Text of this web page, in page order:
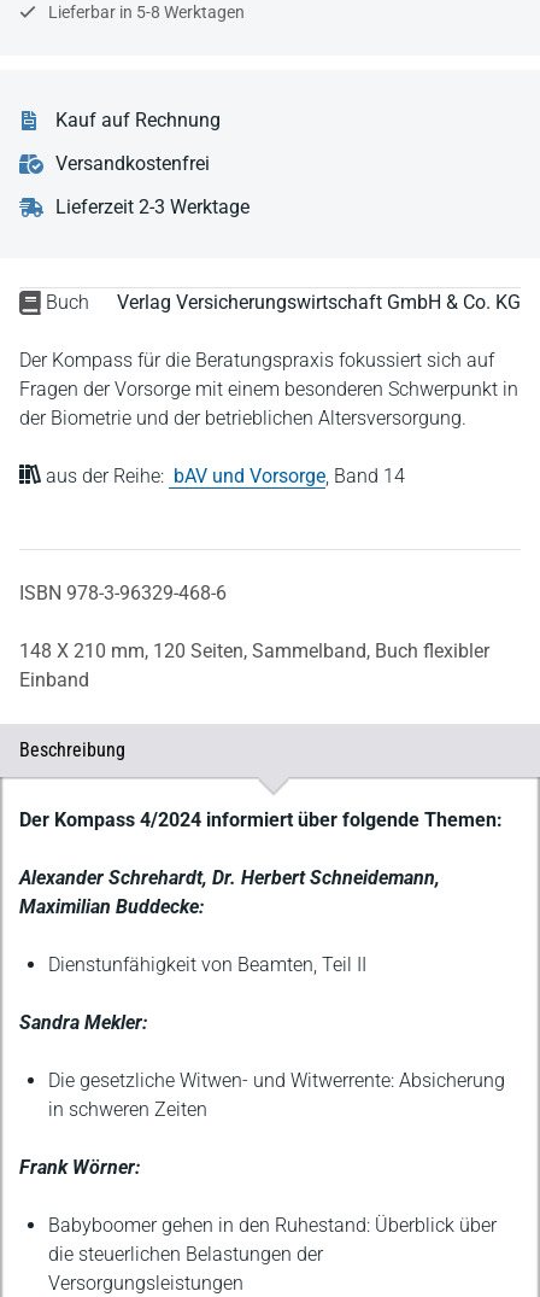
Buch Verlag Versicherungswirtschaft GmbH & Co. KG
Der Kompass für die Beratungspraxis fokussiert sich auf
Fragen der Vorsorge mit einem besonderen Schwerpunkt in
der Biometrie und der betrieblichen Altersversorgung.
aus der Reihe: bAV und Vorsorge, Band 14
ISBN 978-3-96329-468-6
148 X 210 mm, 120 Seiten, Sammelband, Buch flexibler
Einband
Lieferbar in 5-8 Werktagen
Kauf auf Rechnung
Versandkostenfrei
Lieferzeit 2-3 Werktage
Beschreibung
Beschreibung
Der Kompass 4/2024 informiert über folgende Themen:
Alexander Schrehardt, Dr. Herbert Schneidemann,
Maximilian Buddecke:
Dienstunfähigkeit von Beamten, Teil II
Sandra Mekler:
Die gesetzliche Witwen- und Witwerrente: Absicherung
in schweren Zeiten
Frank Wörner:
Babyboomer gehen in den Ruhestand: Überblick über
die steuerlichen Belastungen der
Versorgungsleistungen